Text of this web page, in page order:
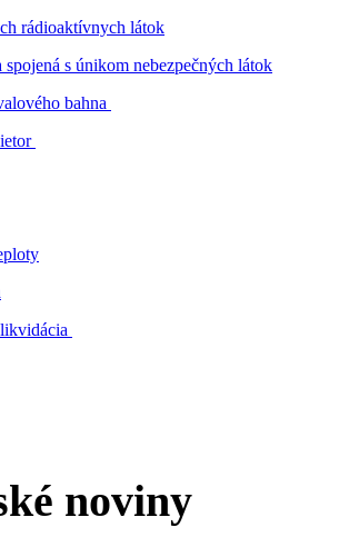
rádioaktívnych látok
spojená s únikom nebezpečných látok
bahna
noviny